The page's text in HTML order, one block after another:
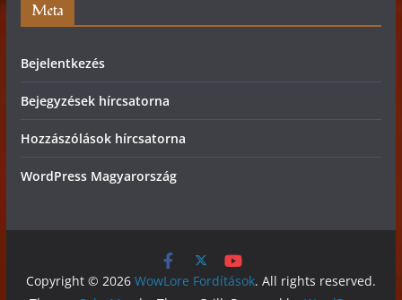
Meta
Bejelentkezés
Bejegyzések hírcsatorna
Hozzászólások hírcsatorna
WordPress Magyarország
Copyright © 2026 WowLore Fordítások. All rights reserved.